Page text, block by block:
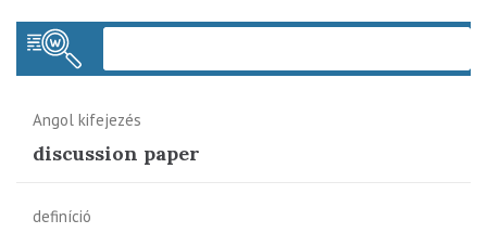
Angol kifejezés
discussion paper
definíció